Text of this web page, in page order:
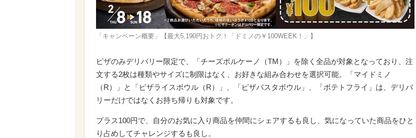
「キャンペーン概要」【最大5,190円おトク！「ドミノの￥100WEEK！」】
ピザのみデリバリー限定で、「チーズボルケーノ（TM）」を除く全品が対象となっており、注
文する2枚は種類やサイズに制限はなく、お好きな組み合わせを選択可能。「マイドミノ
（R）」と「ピザライスボウル（R）」、「ピザパスタボウル」、「ポテトフライ」は、デリバ
リーだけではなくお持ち帰りも対象です。
プラス100円で、自分のお気に入り商品を仲間にシェアするも良し、気になっていた商品をひと
り占めしてチャレンジするも良し。